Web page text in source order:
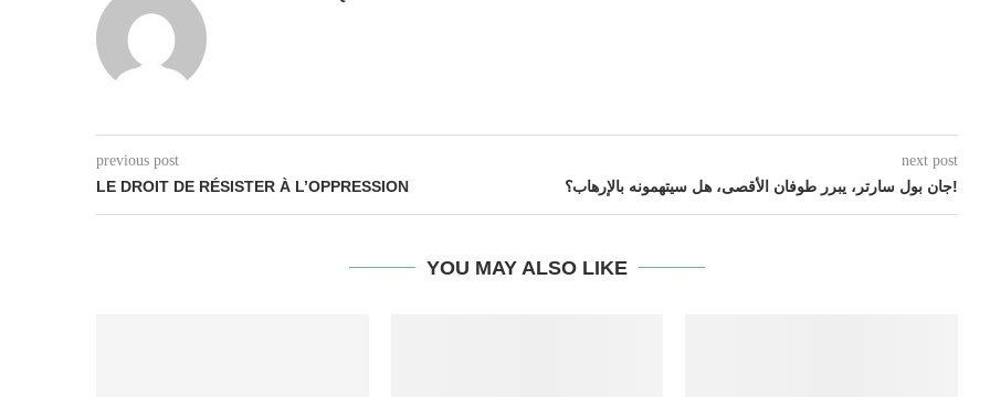
previous post
LE DROIT DE RÉSISTER À L’OPPRESSION
next post
جان بول سارتر، يبرر طوفان الأقصى، هل سيتهمونه بالإرهاب؟!
YOU MAY ALSO LIKE